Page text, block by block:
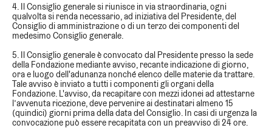
4. Il Consiglio generale si riunisce in via straordinaria, ogni
qualvolta si renda necessario, ad iniziativa del Presidente, del
Consiglio di amministrazione o di un terzo dei componenti del
medesimo Consiglio generale.
5. Il Consiglio generale è convocato dal Presidente presso la sede
della Fondazione mediante avviso, recante indicazione di giorno,
ora e luogo dell'adunanza nonché elenco delle materie da trattare.
Tale avviso è inviato a tutti i componenti gli organi della
Fondazione. L'avviso, da recapitare con mezzi idonei ad attestarne
l’avvenuta ricezione, deve pervenire ai destinatari almeno 15
(quindici) giorni prima della data del Consiglio. In casi di urgenza la
convocazione può essere recapitata con un preavviso di 24 ore.